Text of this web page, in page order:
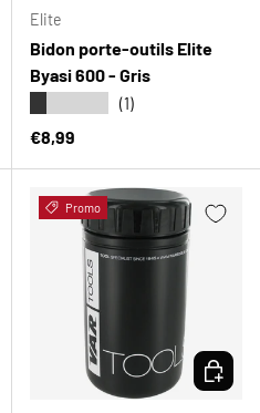
Elite
Bidon porte-outils Elite
Byasi 600 - Gris
(1)
Prix habituel
€8,99
LES OPTIONS
Promo